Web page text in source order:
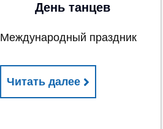
День танцев
Международный праздник
Читать далее